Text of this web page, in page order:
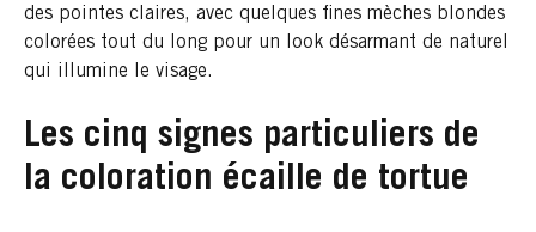
des pointes claires, avec quelques fines mèches blondes
colorées tout du long pour un look désarmant de naturel
qui illumine le visage.
Les cinq signes particuliers de
la coloration écaille de tortue